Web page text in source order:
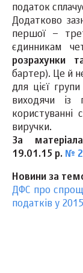
податок
Додатково
першої –
єдинникам
розрахунки
бартер). Це й
для цієї
виходячи із
користуванні
виручки.
За
19.01.15 р. №
Новини за
ДФС про
податків у